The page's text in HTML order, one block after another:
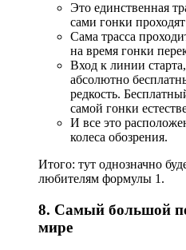
Это единственная
сами гонки
Сама трасса
на время гонки
Вход к линии
абсолютно
редкость.
самой гонки
И все это
колеса обозрения.
Итого: тут однозначно
любителям формулы 1.
8. Самый большой
мире